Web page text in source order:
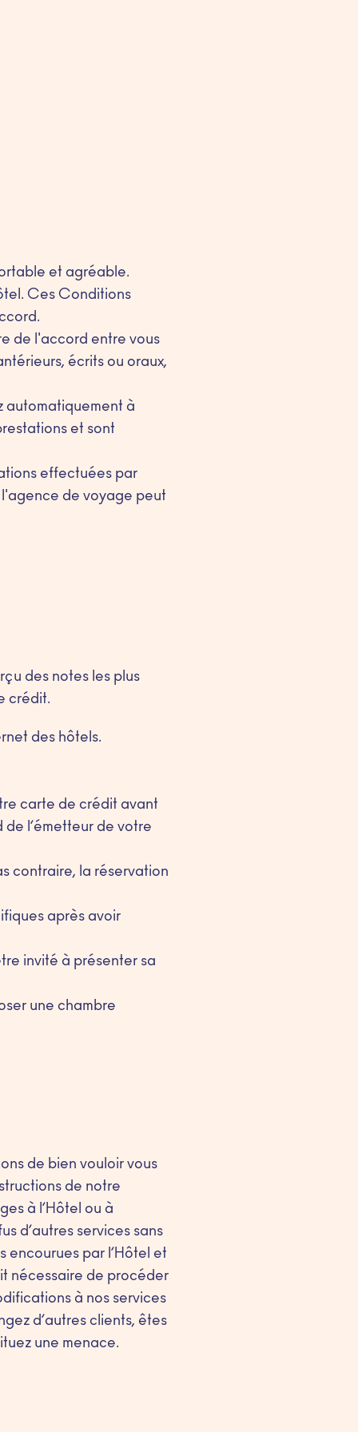
et agréable.
Ces Conditions
de l'accord entre vous
écrits ou oraux,
automatiquement à
et sont
effectuées par
de voyage peut
des notes les plus
crédit.
des hôtels.
carte de crédit avant
l’émetteur de votre
contraire, la réservation
après avoir
invité à présenter sa
une chambre
de bien vouloir vous
de notre
à l’Hôtel ou à
d’autres services sans
encourues par l’Hôtel et
nécessaire de procéder
à nos services
d’autres clients, êtes
une menace.